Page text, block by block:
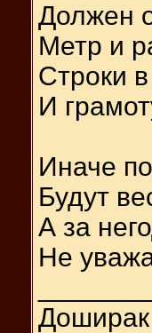
Должен
Метр и
Строки
И
Иначе
Будут
А за
Не